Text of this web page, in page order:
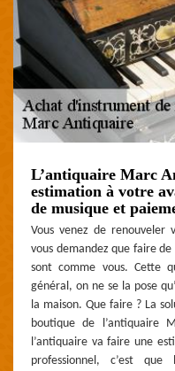
L’antiquaire Marc
estimation à votre
de musique et
Vous venez de renouveler
vous demandez que faire de
sont comme vous. Cette
général, on ne se la pose
la maison. Que faire ? La
boutique de l’antiquaire
l’antiquaire va faire une
professionnel, c’est